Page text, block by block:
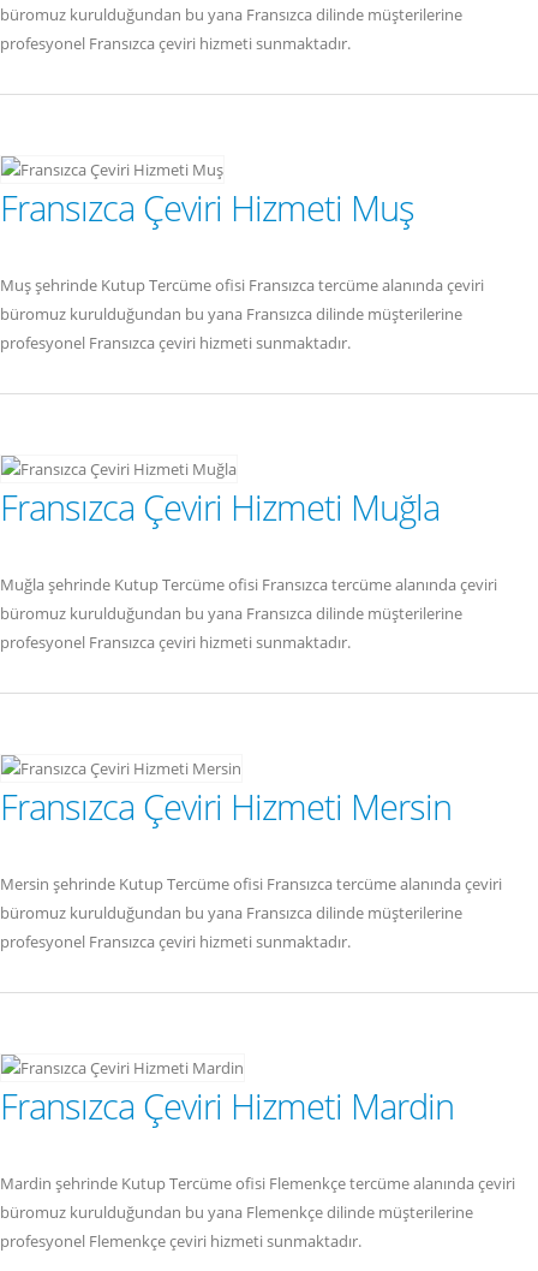
büromuz kurulduğundan bu yana Fransızca dilinde müşterilerine
profesyonel Fransızca çeviri hizmeti sunmaktadır.
Fransızca Çeviri Hizmeti Muş
Muş şehrinde Kutup Tercüme ofisi Fransızca tercüme alanında çeviri
büromuz kurulduğundan bu yana Fransızca dilinde müşterilerine
profesyonel Fransızca çeviri hizmeti sunmaktadır.
Fransızca Çeviri Hizmeti Muğla
Muğla şehrinde Kutup Tercüme ofisi Fransızca tercüme alanında çeviri
büromuz kurulduğundan bu yana Fransızca dilinde müşterilerine
profesyonel Fransızca çeviri hizmeti sunmaktadır.
Fransızca Çeviri Hizmeti Mersin
Mersin şehrinde Kutup Tercüme ofisi Fransızca tercüme alanında çeviri
büromuz kurulduğundan bu yana Fransızca dilinde müşterilerine
profesyonel Fransızca çeviri hizmeti sunmaktadır.
Fransızca Çeviri Hizmeti Mardin
Mardin şehrinde Kutup Tercüme ofisi Flemenkçe tercüme alanında çeviri
büromuz kurulduğundan bu yana Flemenkçe dilinde müşterilerine
profesyonel Flemenkçe çeviri hizmeti sunmaktadır.